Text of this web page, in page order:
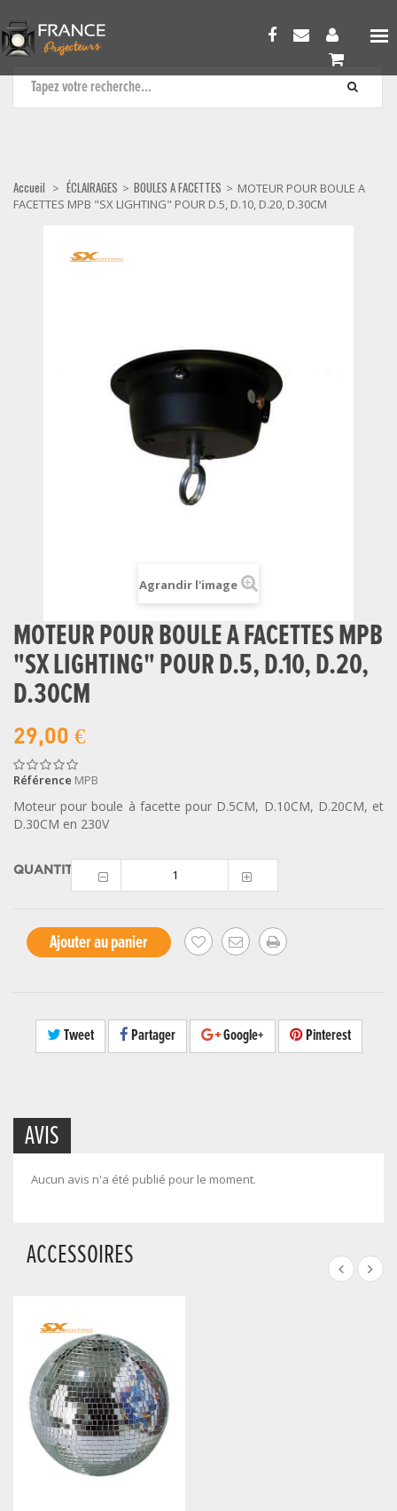
BOULES A FACETTES
Accueil > ÉCLAIRAGES > BOULES A FACETTES > MOTEUR POUR BOULE A
FACETTES MPB "SX LIGHTING" POUR D.5, D.10, D.20, D.30CM
Agrandir l'image
MOTEUR POUR BOULE A FACETTES MPB
"SX LIGHTING" POUR D.5, D.10, D.20,
D.30CM
29,00 €
Référence MPB
Moteur pour boule à facette pour D.5CM, D.10CM, D.20CM, et
D.30CM en 230V
QUANTITÉ
Ajouter au panier
Tweet Partager Google+ Pinterest
AVIS
Aucun avis n'a été publié pour le moment.
ACCESSOIRES